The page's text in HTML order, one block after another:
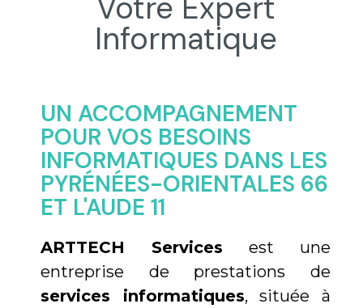
Informatique
UN ACCOMPAGNEMENT
POUR VOS BESOINS
INFORMATIQUES DANS LES
PYRÉNÉES-ORIENTALES 66
ET L'AUDE 11
ARTTECH Services est une
entreprise de prestations de
services informatiques, située à